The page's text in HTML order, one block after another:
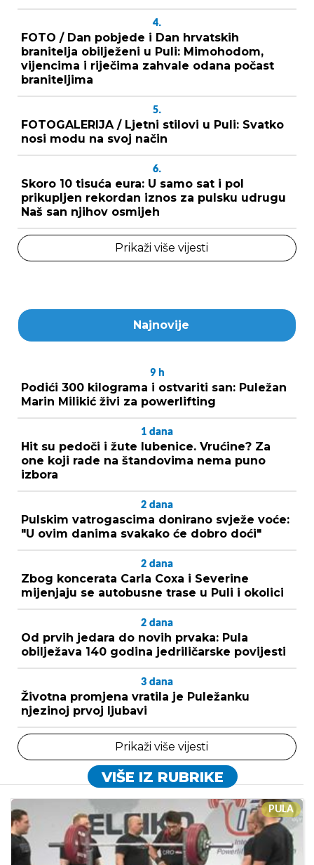
4.
FOTO / Dan pobjede i Dan hrvatskih
branitelja obilježeni u Puli: Mimohodom,
vijencima i riječima zahvale odana počast
braniteljima
5.
FOTOGALERIJA / Ljetni stilovi u Puli: Svatko
nosi modu na svoj način
6.
Skoro 10 tisuća eura: U samo sat i pol
prikupljen rekordan iznos za pulsku udrugu
Naš san njihov osmijeh
Prikaži više vijesti
Najnovije
9 h
Podići 300 kilograma i ostvariti san: Puležan
Marin Milikić živi za powerlifting
1 dana
Hit su pedoči i žute lubenice. Vrućine? Za
one koji rade na štandovima nema puno
izbora
2 dana
Pulskim vatrogascima donirano svježe voće:
"U ovim danima svakako će dobro doći"
2 dana
Zbog koncerata Carla Coxa i Severine
mijenjaju se autobusne trase u Puli i okolici
2 dana
Od prvih jedara do novih prvaka: Pula
obilježava 140 godina jedriličarske povijesti
3 dana
Životna promjena vratila je Puležanku
njezinoj prvoj ljubavi
Prikaži više vijesti
VIŠE IZ RUBRIKE
PULA